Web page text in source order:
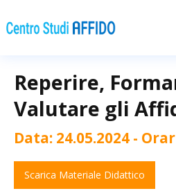
Reperire,
Valutare gli
Data: 24.05.2024 -
Scarica Materiale Didattico